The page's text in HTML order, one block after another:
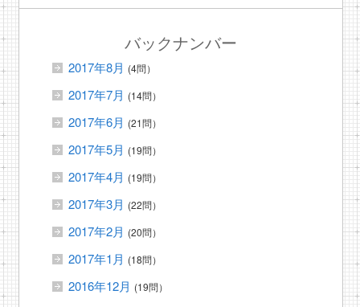
バックナンバー
2017年8月 (4問）
2017年7月 (14問）
2017年6月 (21問）
2017年5月 (19問）
2017年4月 (19問）
2017年3月 (22問）
2017年2月 (20問）
2017年1月 (18問）
2016年12月 (19問）